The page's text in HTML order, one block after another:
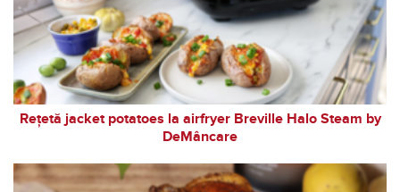
Rețetă jacket potatoes la airfryer Breville Halo Steam by
DeMâncare